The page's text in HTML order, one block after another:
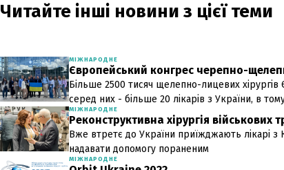
Читайте інші новини з цієї теми
МІЖНАРОДНЕ
Європейський конгрес черепно-
Більше 2500 тисяч щелепно-лицевих хірургів
серед них - більше 20 лікарів з України, в
МІЖНАРОДНЕ
Реконструктивна хірургія військових
Вже втретє до України приїжджають лікарі з
надавати допомогу пораненим
МІЖНАРОДНЕ